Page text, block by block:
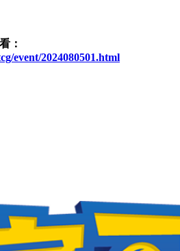
：
event/2024080501.html